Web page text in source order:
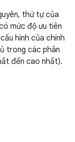
thứ tự của
mức độ ưu tiên
hình của chính
trong các phân
đến cao nhất).